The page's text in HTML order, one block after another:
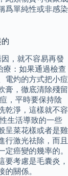
爲單純性或非感染
，就不容易再發
療：如果通過檢查
電灼的方式把小痘
膏，徹底清除殘留
，平時要保持陰
乾淨，這樣就不容
生活導致的一些
呈菜花樣或者是雞
行激光祛除，而且
癌變的幾率的。
要考慮是毛囊炎，
的關係。